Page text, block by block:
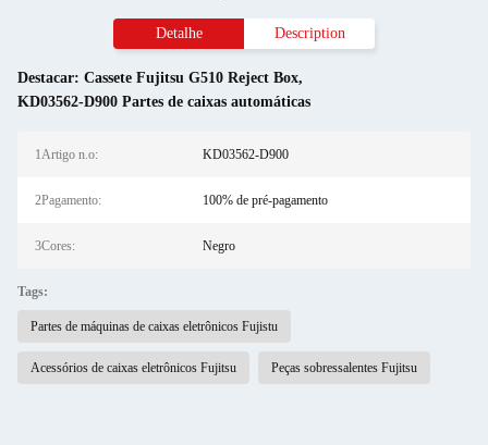
Detalhe Description
Destacar: Cassete Fujitsu G510 Reject Box,
KD03562-D900 Partes de caixas automáticas
1Artigo n.o: KD03562-D900
2Pagamento: 100% de pré-pagamento
3Cores: Negro
Tags:
Partes de máquinas de caixas eletrônicos Fujistu
Acessórios de caixas eletrônicos Fujitsu Peças sobressalentes Fujitsu